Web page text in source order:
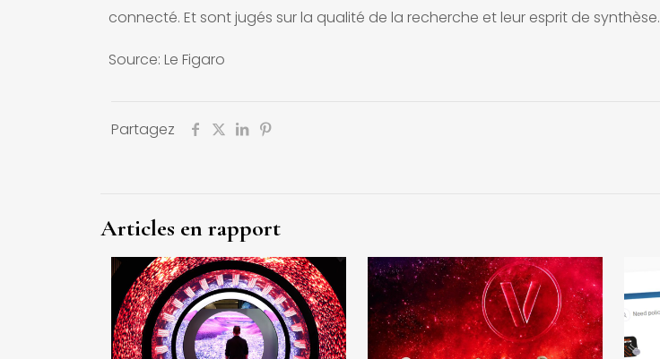
connecté. Et sont jugés sur la qualité de la recherche et leur esprit de synthèse.
Source: Le Figaro
Partagez
Articles en rapport